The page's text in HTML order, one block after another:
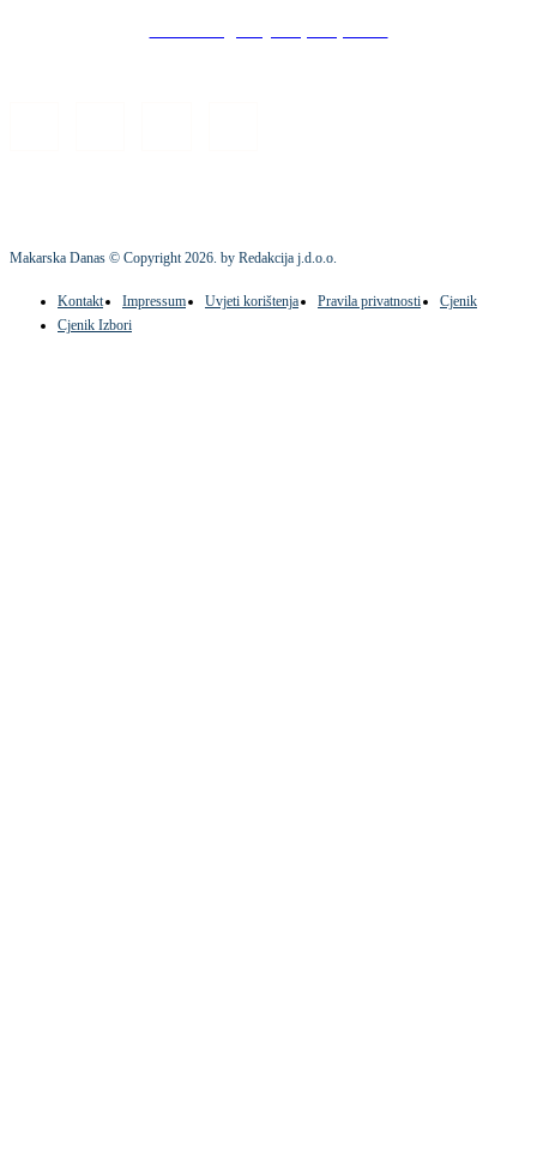
Makarska Danas © Copyright2026. by Redakcija j.d.o.o.
Kontakt Impressum Uvjeti korištenja Pravila privatnosti
Cjenik
Cjenik Izbori